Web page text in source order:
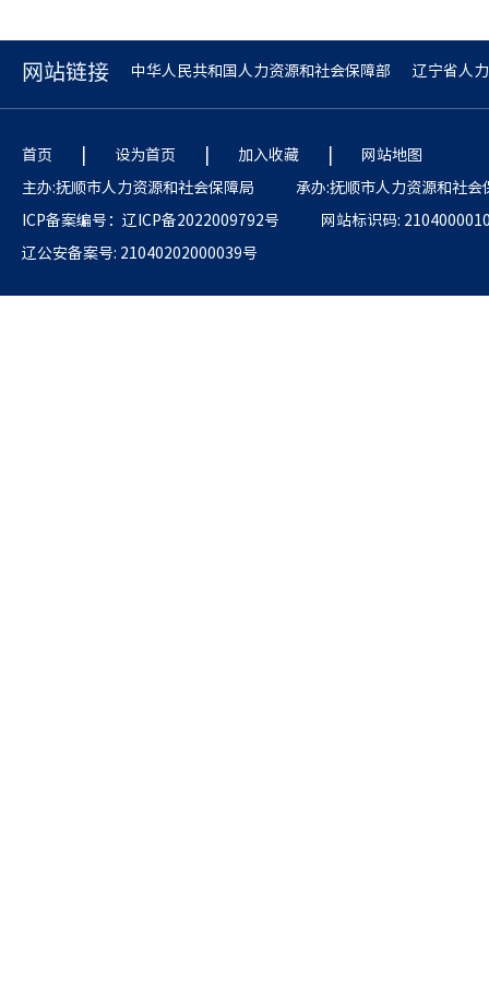
网站链接 中华人民共和国人力资源和社会保障部 辽宁省人
首页 | 设为首页 | 加入收藏 |
网站地图
主办:抚顺市人力资源和社会保障局
承办:抚顺市人力资源和社会
ICP备案编号：辽ICP备2022009792号
网站标识码:
辽公安备案号: 21040202000039号